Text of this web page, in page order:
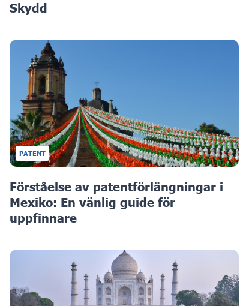
Skydd
PATENT
Förståelse av patentförlängningar i
Mexiko: En vänlig guide för
uppfinnare